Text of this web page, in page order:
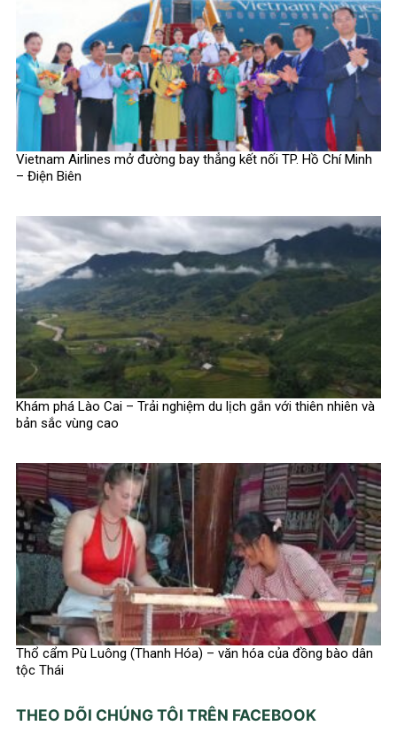
Vietnam Airlines mở đường bay thẳng kết nối TP. Hồ Chí Minh
– Điện Biên
Khám phá Lào Cai – Trải nghiệm du lịch gắn với thiên nhiên và
bản sắc vùng cao
Thổ cẩm Pù Luông (Thanh Hóa) – văn hóa của đồng bào dân
tộc Thái
THEO DÕI CHÚNG TÔI TRÊN FACEBOOK